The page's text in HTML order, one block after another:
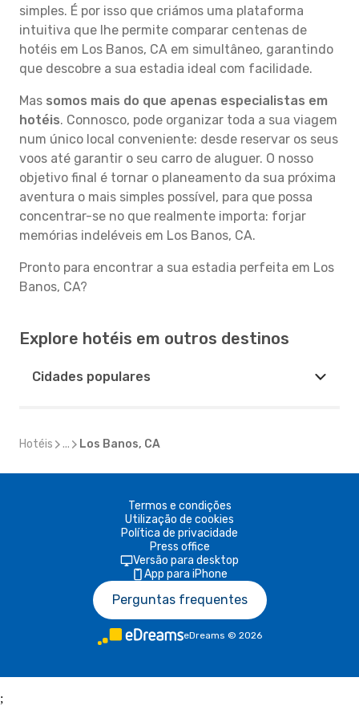
simples. É por isso que criámos uma plataforma
intuitiva que lhe permite comparar centenas de
hotéis em Los Banos, CA em simultâneo, garantindo
que descobre a sua estadia ideal com facilidade.
Mas somos mais do que apenas especialistas em
hotéis. Connosco, pode organizar toda a sua viagem
num único local conveniente: desde reservar os seus
voos até garantir o seu carro de aluguer. O nosso
objetivo final é tornar o planeamento da sua próxima
aventura o mais simples possível, para que possa
concentrar-se no que realmente importa: forjar
memórias indeléveis em Los Banos, CA.
Pronto para encontrar a sua estadia perfeita em Los
Banos, CA?
Explore hotéis em outros destinos
Cidades populares
Hotéis ... Los Banos, CA
Termos e condições
Utilização de cookies
Política de privacidade
Press office
Versão para desktop
App para iPhone
Perguntas frequentes
eDreams © 2026
;